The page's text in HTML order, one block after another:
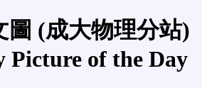
圖 (成大物理分站)
Picture of the Day